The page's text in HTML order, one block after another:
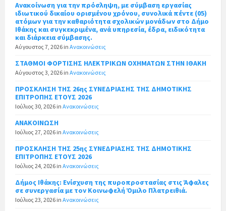
Ανακοίνωση για την πρόσληψη, με σύμβαση εργασίας
ιδιωτικού δικαίου ορισμένου χρόνου, συνολικά πέντε (05)
ατόμων για την καθαριότητα σχολικών μονάδων στο Δήμο
Ιθάκης και συγκεκριμένα, ανά υπηρεσία, έδρα, ειδικότητα
και διάρκεια σύμβασης.
Αύγουστος 7, 2026 in Ανακοινώσεις
ΣΤΑΘΜΟΙ ΦΟΡΤΙΣΗΣ ΗΛΕΚΤΡΙΚΩΝ ΟΧΗΜΑΤΩΝ ΣΤΗΝ ΙΘΑΚΗ
Αύγουστος 3, 2026 in Ανακοινώσεις
ΠΡΟΣΚΛΗΣΗ ΤΗΣ 26ης ΣΥΝΕΔΡΙΑΣΗΣ ΤΗΣ ΔΗΜΟΤΙΚΗΣ
ΕΠΙΤΡΟΠΗΣ ΕΤΟΥΣ 2026
Ιούλιος 30, 2026 in Ανακοινώσεις
ΑΝΑΚΟΙΝΩΣΗ
Ιούλιος 27, 2026 in Ανακοινώσεις
ΠΡΟΣΚΛΗΣΗ ΤΗΣ 25ης ΣΥΝΕΔΡΙΑΣΗΣ ΤΗΣ ΔΗΜΟΤΙΚΗΣ
ΕΠΙΤΡΟΠΗΣ ΕΤΟΥΣ 2026
Ιούλιος 24, 2026 in Ανακοινώσεις
Δήμος Ιθάκης: Ενίσχυση της πυροπροστασίας στις Άφαλες
σε συνεργασία με τον Κοινωφελή Όμιλο Πλατρειθιά.
Ιούλιος 23, 2026 in Ανακοινώσεις